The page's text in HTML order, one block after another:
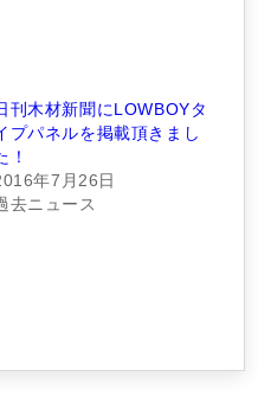
刊木材新聞にLOWBOYタ
プパネルを掲載頂きまし
！
年7月26日
去ニュース